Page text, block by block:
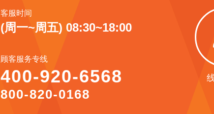
客服时间
(周一~周五) 08:30~18:00
顾客服务专线
400-920-6568
800-820-0168